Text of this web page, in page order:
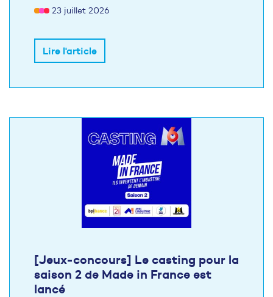
23 juillet 2026
Lire l'article
[Jeux-concours] Le casting pour la
saison 2 de Made in France est
lancé